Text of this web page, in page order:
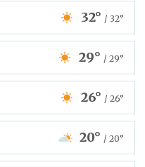
32° / 32°
29° / 29°
26° / 26°
20° / 20°